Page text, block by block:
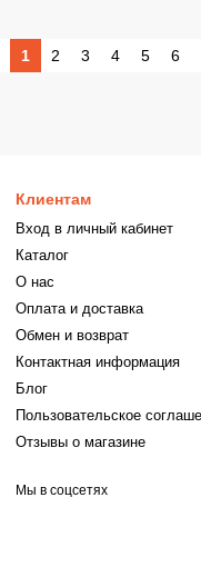
1 2 3 4 5 6
Клиентам
Вход в личный кабинет
Каталог
О нас
Оплата и доставка
Обмен и возврат
Контактная информация
Блог
Пользовательское
Отзывы о магазине
Мы в соцсетях